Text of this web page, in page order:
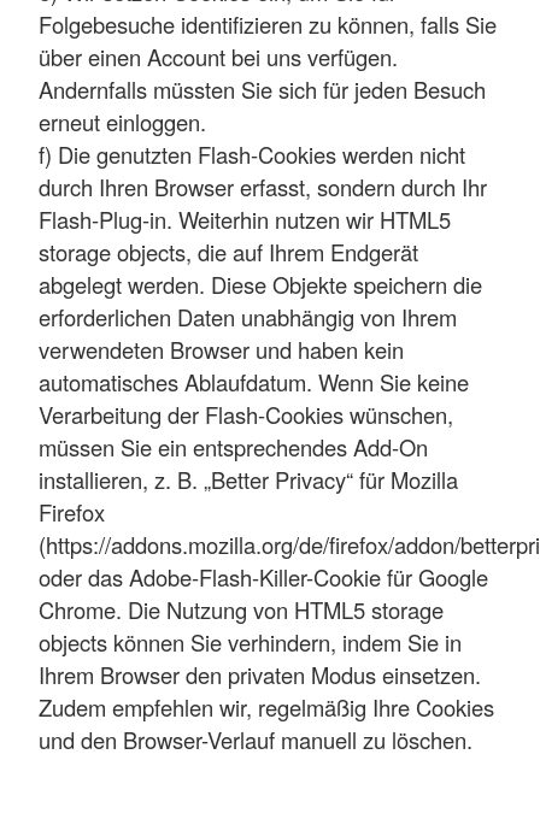
Folgebesuche identifizieren zu können, falls Sie
über einen Account bei uns verfügen.
Andernfalls müssten Sie sich für jeden Besuch
erneut einloggen.
f) Die genutzten Flash-Cookies werden nicht
durch Ihren Browser erfasst, sondern durch Ihr
Flash-Plug-in. Weiterhin nutzen wir HTML5
storage objects, die auf Ihrem Endgerät
abgelegt werden. Diese Objekte speichern die
erforderlichen Daten unabhängig von Ihrem
verwendeten Browser und haben kein
automatisches Ablaufdatum. Wenn Sie keine
Verarbeitung der Flash-Cookies wünschen,
müssen Sie ein entsprechendes Add-On
installieren, z. B. „Better Privacy“ für Mozilla
Firefox
(https://addons.mozilla.org/de/firefox/addon/
oder das Adobe-Flash-Killer-Cookie für Google
Chrome. Die Nutzung von HTML5 storage
objects können Sie verhindern, indem Sie in
Ihrem Browser den privaten Modus einsetzen.
Zudem empfehlen wir, regelmäßig Ihre Cookies
und den Browser-Verlauf manuell zu löschen.